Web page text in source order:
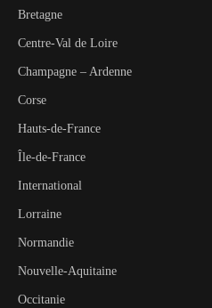
Bretagne
Centre-Val de Loire
Champagne – Ardenne
Corse
Hauts-de-France
Île-de-France
International
Lorraine
Normandie
Nouvelle-Aquitaine
Occitanie